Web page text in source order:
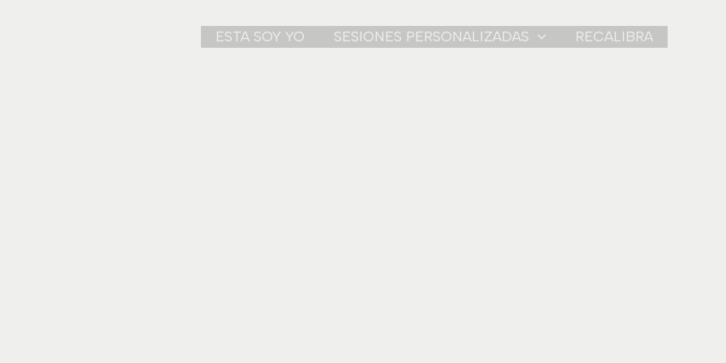
ESTA SOY YO SESIONES PERSONALIZADAS RECALIBRA